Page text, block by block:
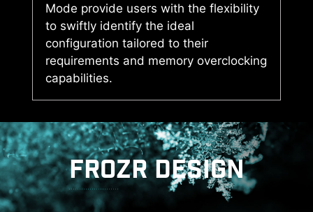
Mode provide users with the flexibility
to swiftly identify the ideal
configuration tailored to their
requirements and memory overclocking
capabilities.
FROZR DESIGN